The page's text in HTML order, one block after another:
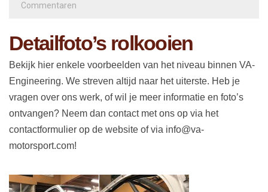
Commentaren
Detailfoto’s rolkooien
Bekijk hier enkele voorbeelden van het niveau binnen VA-
Engineering. We streven altijd naar het uiterste. Heb je
vragen over ons werk, of wil je meer informatie en foto’s
ontvangen? Neem dan contact met ons op via het
contactformulier op de website of via info@va-
motorsport.com!